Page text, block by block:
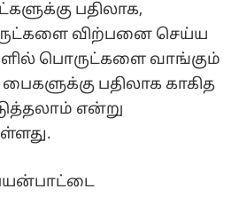
பதிலாக,
விற்பனை செய்ய
பொருட்களை வாங்கும்
பதிலாக காகித
என்று
பயன்பாட்டை